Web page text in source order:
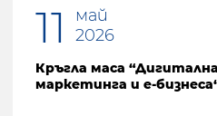
11
май
2026
Кръгла маса
маркетинга и е-